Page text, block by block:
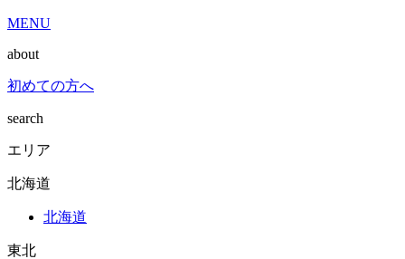
MENU
about
初めての方へ
search
エリア
北海道
北海道
東北